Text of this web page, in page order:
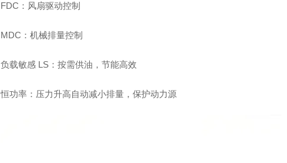
FDC：风扇驱动控制
MDC：机械排量控制
负载敏感 LS：按需供油，节能高效
恒功率：压力升高自动减小排量，保护动力源